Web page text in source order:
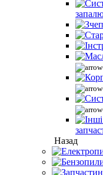
Назад